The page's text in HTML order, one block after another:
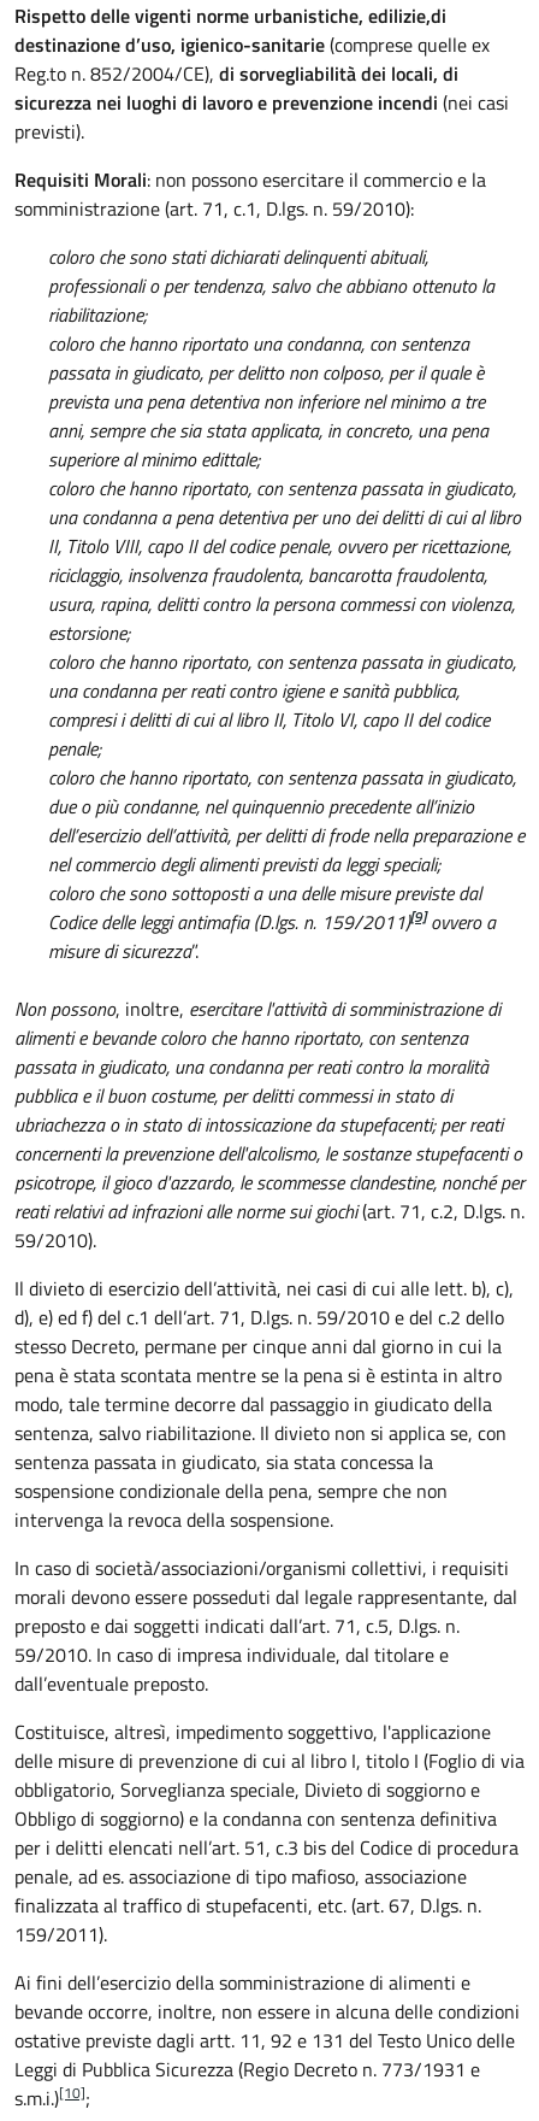
Rispetto delle vigenti norme urbanistiche, edilizie,di
destinazione d’uso, igienico-sanitarie(comprese quelle ex
Reg.to n. 852/2004/CE), di sorvegliabilità dei locali, di
sicurezza nei luoghi di lavoro e prevenzione incendi (nei casi
previsti).
Requisiti Morali: non possono esercitare il commercio e la
somministrazione (art. 71, c.1, D.lgs. n. 59/2010):
coloro che sono stati dichiarati delinquenti abituali,
professionali o per tendenza, salvo che abbiano ottenuto la
riabilitazione;
coloro che hanno riportato una condanna, con sentenza
passata in giudicato, per delitto non colposo, per il quale è
prevista una pena detentiva non inferiore nel minimo a tre
anni, sempre che sia stata applicata, in concreto, una pena
superiore al minimo edittale;
coloro che hanno riportato, con sentenza passata in giudicato,
una condanna a pena detentiva per uno dei delitti di cui al libro
II, Titolo VIII, capo II del codice penale, ovvero per ricettazione,
riciclaggio, insolvenza fraudolenta, bancarotta fraudolenta,
usura, rapina, delitti contro la persona commessi con violenza,
estorsione;
coloro che hanno riportato, con sentenza passata in giudicato,
una condanna per reati contro igiene e sanità pubblica,
compresi i delitti di cui al libro II, Titolo VI, capo II del codice
penale;
coloro che hanno riportato, con sentenza passata in giudicato,
due o più condanne, nel quinquennio precedente all’inizio
dell’esercizio dell’attività, per delitti di frode nella preparazione e
nel commercio degli alimenti previsti da leggi speciali;
coloro che sono sottoposti a una delle misure previste dal
Codice delle leggi antimafia (D.lgs. n. 159/2011)[9]ovvero a
misure di sicurezza”.
Non possono, inoltre, esercitare l'attività di somministrazione di
alimenti e bevande coloro che hanno riportato, con sentenza
passata in giudicato, una condanna per reati contro la moralità
pubblica e il buon costume, per delitti commessi in stato di
ubriachezza o in stato di intossicazione da stupefacenti; per reati
concernenti la prevenzione dell'alcolismo, le sostanze stupefacenti o
psicotrope, il gioco d'azzardo, le scommesse clandestine, nonché per
reati relativi ad infrazioni alle norme sui giochi(art. 71, c.2, D.lgs. n.
59/2010).
Il divieto di esercizio dell’attività, nei casi di cui alle lett. b), c),
d), e) ed f) del c.1 dell’art. 71, D.lgs. n. 59/2010 e del c.2 dello
stesso Decreto, permane per cinque anni dal giorno in cui la
pena è stata scontata mentre se la pena si è estinta in altro
modo, tale termine decorre dal passaggio in giudicato della
sentenza, salvo riabilitazione. Il divieto non si applica se, con
sentenza passata in giudicato, sia stata concessa la
sospensione condizionale della pena, sempre che non
intervenga la revoca della sospensione.
In caso di società/associazioni/organismi collettivi, i requisiti
morali devono essere posseduti dal legale rappresentante, dal
preposto e dai soggetti indicati dall’art. 71, c.5, D.lgs. n.
59/2010. In caso di impresa individuale, dal titolare e
dall’eventuale preposto.
Costituisce, altresì, impedimento soggettivo, l'applicazione
delle misure di prevenzione di cui al libro I, titolo I (Foglio di via
obbligatorio, Sorveglianza speciale, Divieto di soggiorno e
Obbligo di soggiorno) e la condanna con sentenza definitiva
per i delitti elencati nell’art. 51, c.3 bis del Codice di procedura
penale, ad es. associazione di tipo mafioso, associazione
finalizzata al traffico di stupefacenti, etc. (art. 67, D.lgs. n.
159/2011).
Ai fini dell’esercizio della somministrazione di alimenti e
bevande occorre, inoltre, non essere in alcuna delle condizioni
ostative previste dagli artt. 11, 92 e 131 del Testo Unico delle
Leggi di Pubblica Sicurezza (Regio Decreto n. 773/1931 e
s.m.i.)[10];